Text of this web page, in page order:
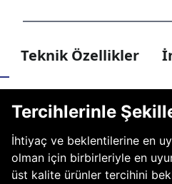
Teknik Özellikler
Tercihlerinle
İhtiyaç ve beklentilerine en
olman için birbirleriyle en
üst kalite ürünler tercihini